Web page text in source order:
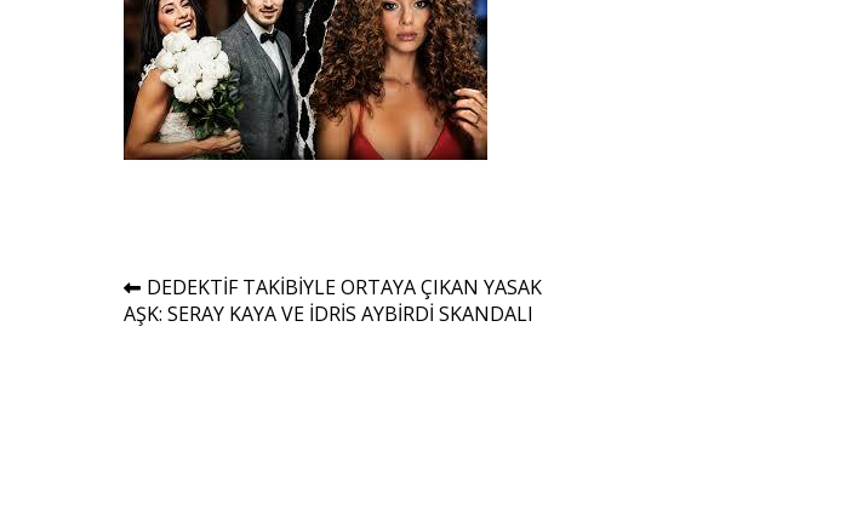
Yazı
gezinmesi
DEDEKTİF TAKİBİYLE ORTAYA ÇIKAN YASAK
AŞK: SERAY KAYA VE İDRİS AYBİRDİ SKANDALI